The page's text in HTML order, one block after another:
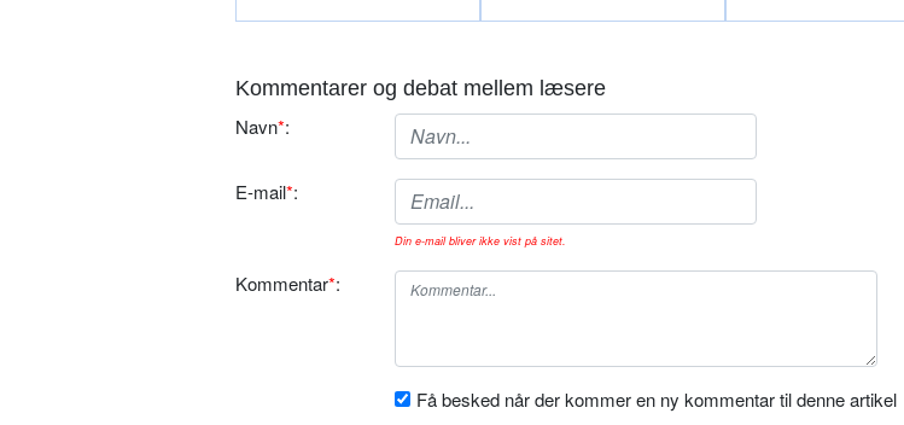
Kommentarer og debat mellem læsere
Navn*:
E-mail*:
Din e-mail bliver ikke vist på sitet.
Kommentar*:
Få besked når der kommer en ny kommentar til denne artikel